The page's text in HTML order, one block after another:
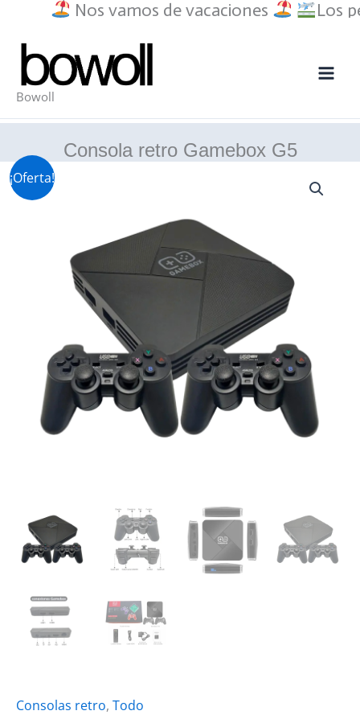
contenido
Nos vamos de vacaciones Los
Bowoll
Consola retro Gamebox G5
¡Oferta!
Consolas retro, Todo